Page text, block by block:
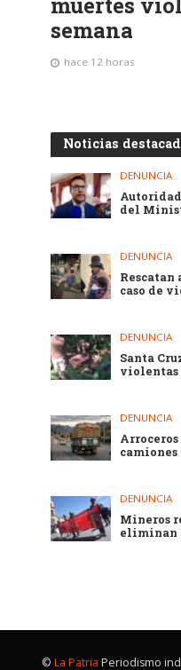
semana
hace 12 horas
Noticias
DENUNCIA
del
DENUNCIA
Rescatan
caso de
DENUNCIA
Santa
violentas
DENUNCIA
camiones
DENUNCIA
Mineros
eliminan
© La Patria Periodismo